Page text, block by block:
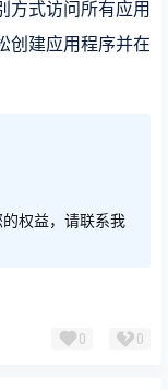
方式访问所有应用
创建应用程序并在
权益，请联系我
0 0